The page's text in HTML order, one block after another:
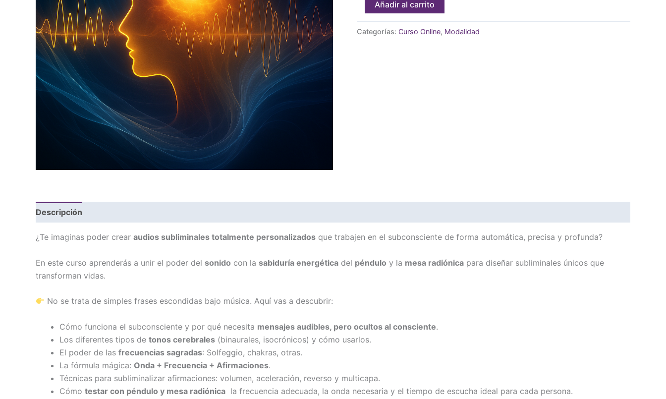
Añadir al carrito
Categorías: Curso Online, Modalidad
Descripción
¿Te imaginas poder crear audios subliminales totalmente personalizados que trabajen en el subconsciente de forma automática, precisa y profunda?
En este curso aprenderás a unir el poder del sonido con la sabiduría energética del péndulo y la mesa radiónica para diseñar subliminales únicos que
transforman vidas.
No se trata de simples frases escondidas bajo música. Aquí vas a descubrir:
Cómo funciona el subconsciente y por qué necesita mensajes audibles, pero ocultos al consciente.
Los diferentes tipos de tonos cerebrales (binaurales, isocrónicos) y cómo usarlos.
El poder de las frecuencias sagradas: Solfeggio, chakras, otras.
La fórmula mágica: Onda + Frecuencia + Afirmaciones.
Técnicas para subliminalizar afirmaciones: volumen, aceleración, reverso y multicapa.
Cómo testar con péndulo y mesa radiónica la frecuencia adecuada, la onda necesaria y el tiempo de escucha ideal para cada persona.